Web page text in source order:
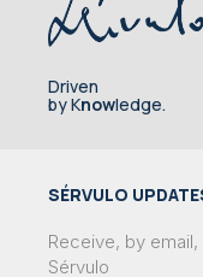
Driven
by Knowledge.
SÉRVULO
Receive, by
Sérvulo